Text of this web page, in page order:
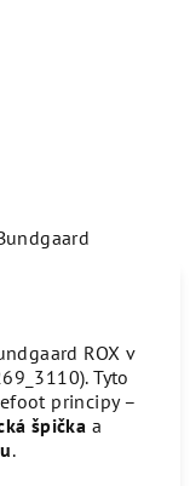
ROX v
Tyto
principy –
špička a
.